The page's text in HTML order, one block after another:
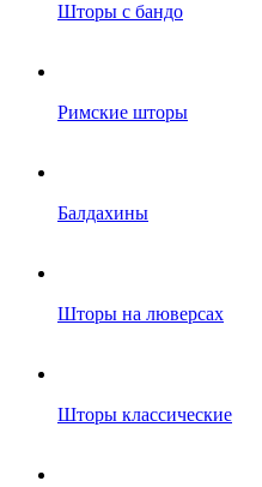
Шторы с бандо
Римские шторы
Балдахины
Шторы на люверсах
Шторы классические